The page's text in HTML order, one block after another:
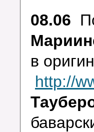
08.06
в
http://